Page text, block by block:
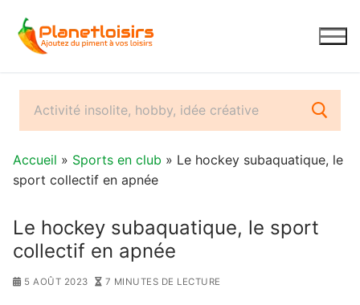
contenu
Accueil » Sports en club » Le hockey subaquatique, le
sport collectif en apnée
Le hockey subaquatique, le sport
collectif en apnée
5 AOÛT 2023 7 MINUTES DE LECTURE